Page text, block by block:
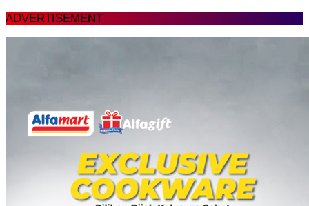
ADVERTISEMENT